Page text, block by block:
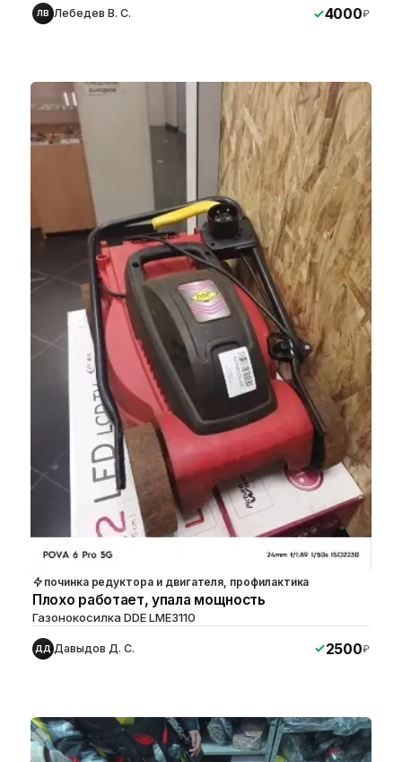
ЛВ Лебедев В. С. 4000₽
починка редуктора и двигателя, профилактика
Плохо работает, упала мощность
Газонокосилка DDE LME3110
ДД Давыдов Д. С. 2500₽